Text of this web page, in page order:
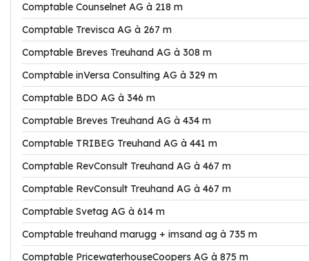
Comptable Counselnet AG à 218 m
Comptable Trevisca AG à 267 m
Comptable Breves Treuhand AG à 308 m
Comptable inVersa Consulting AG à 329 m
Comptable BDO AG à 346 m
Comptable Breves Treuhand AG à 434 m
Comptable TRIBEG Treuhand AG à 441 m
Comptable RevConsult Treuhand AG à 467 m
Comptable RevConsult Treuhand AG à 467 m
Comptable Svetag AG à 614 m
Comptable treuhand marugg + imsand ag à 735 m
Comptable PricewaterhouseCoopers AG à 875 m